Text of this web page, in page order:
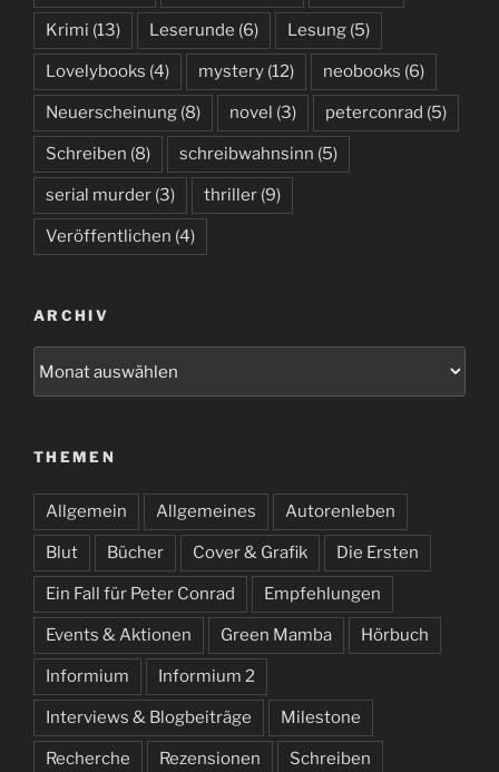
Krimi (13) Leserunde (6) Lesung (5)
Lovelybooks (4) mystery (12) neobooks (6)
Neuerscheinung (8) novel (3) peterconrad (5)
Schreiben (8) schreibwahnsinn (5)
serial murder (3) thriller (9)
Veröffentlichen (4)
ARCHIV
THEMEN
Allgemein Allgemeines Autorenleben
Blut Bücher Cover & Grafik Die Ersten
Ein Fall für Peter Conrad Empfehlungen
Events & Aktionen Green Mamba Hörbuch
Informium Informium 2
Interviews & Blogbeiträge Milestone
Recherche Rezensionen Schreiben